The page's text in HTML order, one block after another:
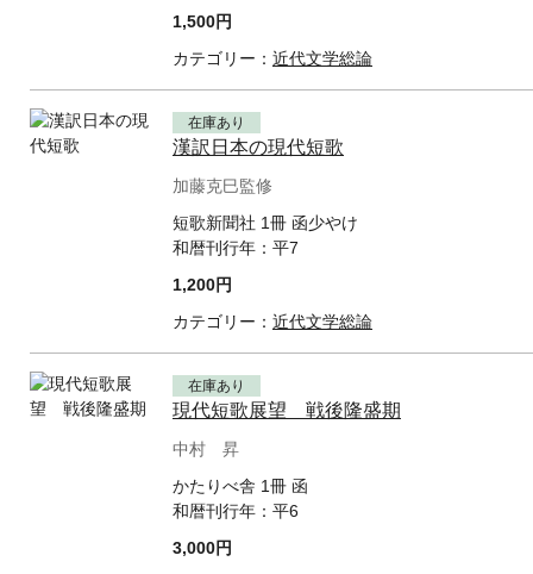
1,500円
カテゴリー： 近代文学総論
在庫あり
漢訳日本の現代短歌
加藤克巳監修
短歌新聞社 1冊 函少やけ
和暦刊行年： 平7
1,200円
カテゴリー： 近代文学総論
在庫あり
現代短歌展望 戦後隆盛期
中村 昇
かたりべ舎 1冊 函
和暦刊行年： 平6
3,000円